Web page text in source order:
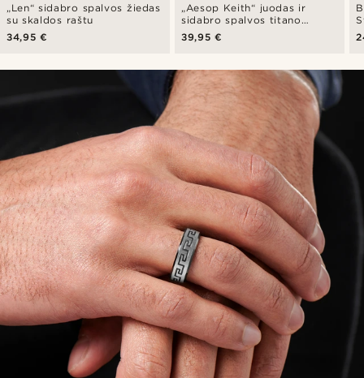
„Len“ sidabro spalvos žiedas
su skaldos raštu
34,95 €
„Aesop Keith“ juodas ir
sidabro spalvos titano
žiedas
39,95 €